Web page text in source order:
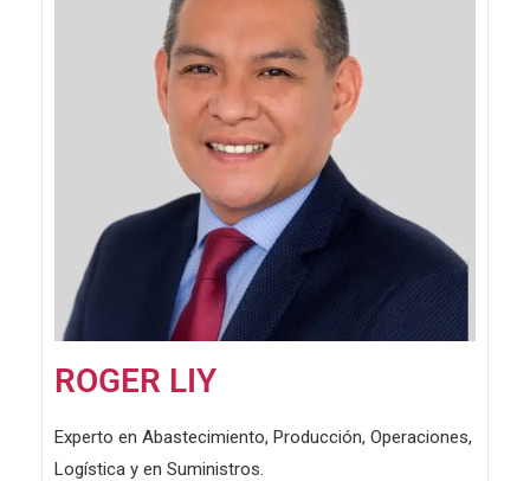
ROGER LIY
Experto en Abastecimiento, Producción, Operaciones,
Logística y en Suministros.